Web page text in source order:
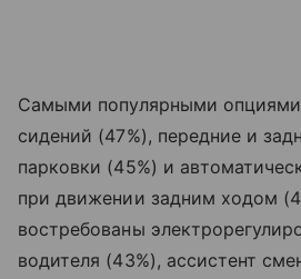
Самыми популярными опциями
сидений (47%), передние и
парковки (45%) и
при движении задним ходом
востребованы
водителя (43%), ассистент